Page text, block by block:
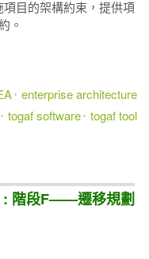
目的架構約束，提供項
。
enterprise architecture
togaf software togaf tool
: 階段F——遷移規劃